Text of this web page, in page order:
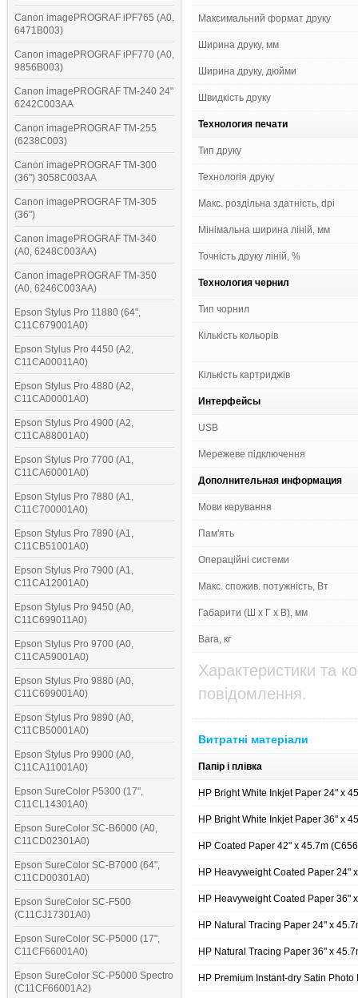
Canon imagePROGRAF iPF765 (A0,
6471B003)
Canon imagePROGRAF iPF770 (A0,
9856B003)
Canon imagePROGRAF TM-240 24"
6242C003AA
Canon imagePROGRAF TM-255
(6238C003)
Canon imagePROGRAF TM-300
(36") 3058C003AA
Canon imagePROGRAF TM-305
(36")
Canon imagePROGRAF TM-340
(A0, 6248C003AA)
Canon imagePROGRAF TM-350
(A0, 6246C003AA)
Epson Stylus Pro 11880 (64",
C11C679001A0)
Epson Stylus Pro 4450 (A2,
C11CA00011A0)
Epson Stylus Pro 4880 (A2,
C11CA00001A0)
Epson Stylus Pro 4900 (A2,
C11CA88001A0)
Epson Stylus Pro 7700 (A1,
C11CA60001A0)
Epson Stylus Pro 7880 (A1,
C11C700001A0)
Epson Stylus Pro 7890 (A1,
C11CB51001A0)
Epson Stylus Pro 7900 (A1,
C11CA12001A0)
Epson Stylus Pro 9450 (A0,
C11C699011A0)
Epson Stylus Pro 9700 (A0,
C11CA59001A0)
Epson Stylus Pro 9880 (A0,
C11C699001A0)
Epson Stylus Pro 9890 (A0,
C11CB50001A0)
Epson Stylus Pro 9900 (A0,
C11CA11001A0)
Epson SureColor P5300 (17",
C11CL14301A0)
Epson SureColor SC-B6000 (A0,
C11CD02301A0)
Epson SureColor SC-B7000 (64",
C11CD00301A0)
Epson SureColor SC-F500
(C11CJ17301A0)
Epson SureColor SC-P5000 (17",
C11CF66001A0)
Epson SureColor SC-P5000 Spectro
(C11CF66001A2)
Максимальний формат друку
Ширина друку, мм
Ширина друку, дюйми
Швидкість друку
Технология печати
Тип друку
Технологія друку
Макс. роздільна здатність, dpi
Мінімальна ширина ліній, мм
Точність друку ліній, %
Технология чернил
Тип чорнил
Кількість кольорів
Кількість картриджів
Интерфейсы
USB
Мережеве підключення
Дополнительная информация
Мови керування
Пам'ять
Операційні системи
Макс. спожив. потужність, Вт
Габарити (Ш х Г х В), мм
Вага, кг
Характеристики та
повідомлення.
Витратні матеріали
Папір і плівка
HP Bright White Inkjet Paper 24" x
HP Bright White Inkjet Paper 36" x
HP Coated Paper 42" x 45.7m
HP Heavyweight Coated Paper 24"
HP Heavyweight Coated Paper 36"
HP Natural Tracing Paper 24" x
HP Natural Tracing Paper 36" x
HP Premium Instant-dry Satin